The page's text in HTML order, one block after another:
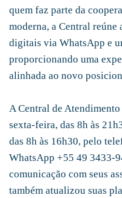
quem faz parte da
moderna, a Central
digitais via WhatsApp e
proporcionando uma
alinhada ao novo
A Central de
sexta-feira, das 8h às
das 8h às 16h30, pelo
WhatsApp +55 49 3433-
comunicação com seus
também atualizou suas